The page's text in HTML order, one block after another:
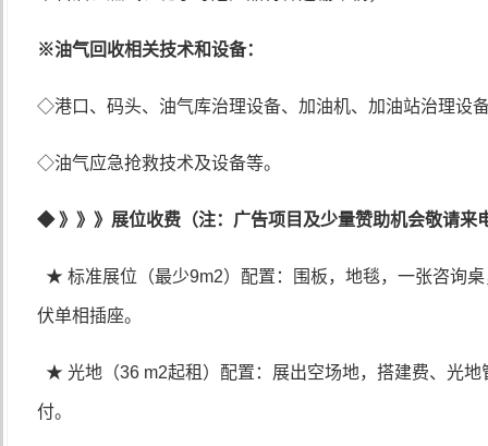
※油气回收相关技术和设备：
◇港口、码头、油气库治理设备、加油机、加油站治理设
◇油气应急抢救技术及设备等。
◆ 》》》展位收费 （注：广告项目及少量赞助机会敬请来
★ 标准展位（最少9m2）配置：围板，地毯，一张咨询
伏单相插座。
★ 光地（36 m2起租）配置：展出空场地，搭建费、光
付。